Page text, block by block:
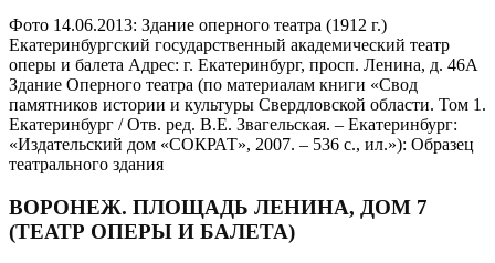
Фото 14.06.2013: Здание оперного театра (1912 г.)
Екатеринбургский государственный академический театр
оперы и балета Адрес: г. Екатеринбург, просп. Ленина, д. 46А
Здание Оперного театра (по материалам книги «Свод
памятников истории и культуры Свердловской области. Том 1.
Екатеринбург / Отв. ред. В.Е. Звагельская. – Екатеринбург:
«Издательский дом «СОКРАТ», 2007. – 536 с., ил.»): Образец
театрального здания
ВОРОНЕЖ. ПЛОЩАДЬ ЛЕНИНА, ДОМ 7
(ТЕАТР ОПЕРЫ И БАЛЕТА)